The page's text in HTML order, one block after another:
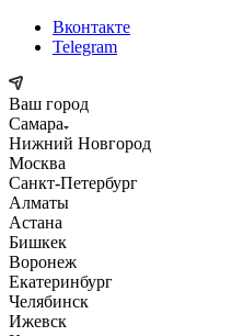
Вконтакте
Telegram
Ваш город
Самара
Нижний Новгород
Москва
Санкт-Петербург
Алматы
Астана
Бишкек
Воронеж
Екатеринбург
Челябинск
Ижевск